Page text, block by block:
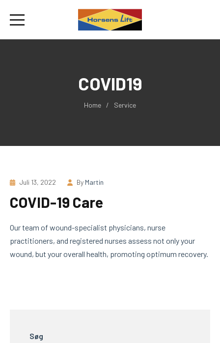
COVID19
Home Service
Juli 13, 2022 By Martin
COVID-19 Care
Our team of wound-specialist physicians, nurse
practitioners, and registered nurses assess not only your
wound, but your overall health, promoting optimum recovery.
Søg